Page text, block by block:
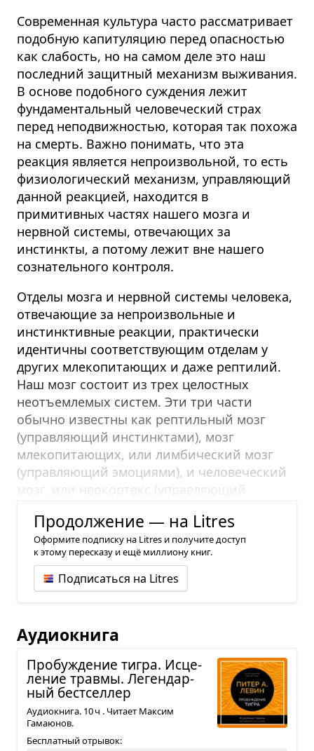
Современная культура часто рассматривает
подобную капитуляцию перед опасностью
как слабость, но на самом деле это наш
последний защитный механизм выживания.
В основе подобного суждения лежит
фундаментальный человеческий страх
перед неподвижностью, которая так похожа
на смерть. Важно понимать, что эта
реакция является непроизвольной, то есть
физиологический механизм, управляющий
данной реакцией, находится в
примитивных частях нашего мозга и
нервной системы, отвечающих за
инстинкты, а потому лежит вне нашего
сознательного контроля.
Отделы мозга и нервной системы человека,
отвечающие за непроизвольные и
инстинктивные реакции, практически
идентичны соответствующим отделам у
других млекопитающих и даже рептилий.
Наш мозг состоит из трех целостных
неотъемлемых систем. Эти три части
обычно известны как рептильный мозг
(управляющий инстинктами), мозг
млекопитающих, или лимбический мозг
(управляющий эмоциями), и человеческий
мозг, или неокортекс (управляющий
Продолжение — на Litres
Оформите подписку на Litres и получите доступ
к этому пересказу и ещё миллиону книг.
Подписаться на Litres
Аудиокнига
Про­бу­жде­ние тигра. Исце­
ле­ние травмы. Леген­дар­
ный бест­сел­лер
Аудиокнига. 10 ч . Читает Максим
Гамаюнов.
Бесплатный отрывок: